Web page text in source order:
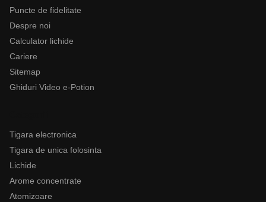
Puncte de fidelitate
Despre noi
Calculator lichide
Cariere
Sitemap
Ghiduri Video e-Potion
Tigara electronica
Tigara de unica folosinta
Lichide
Arome concentrate
Atomizoare